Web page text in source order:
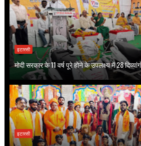
इटारसी
मोदी सरकार के 11 वर्ष पूरे होने के उपलक्ष्य में 28
इटारसी